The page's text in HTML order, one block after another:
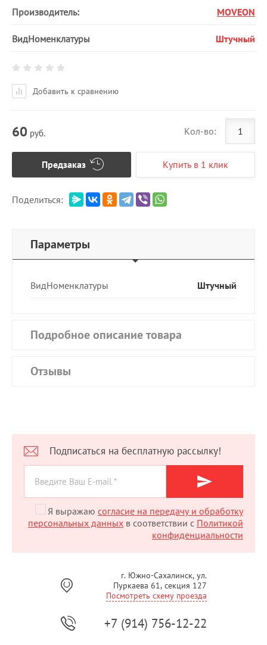
Производитель: MOVEON
ВидНоменклатуры Штучный
Добавить к сравнению
60 руб. Кол-во:
Предзаказ Купить в 1 клик
Поделиться:
Параметры
ВидНоменклатуры Штучный
Подробное описание товара
Отзывы
Подписаться на бесплатную рассылку!
Я выражаю согласие на передачу и обработку
персональных данных в соответствии с Политикой
конфиденциальности
г. Южно-Сахалинск, ул.
Пуркаева 61, секция 127
Посмотреть схему проезда
+7 (914) 756-12-22